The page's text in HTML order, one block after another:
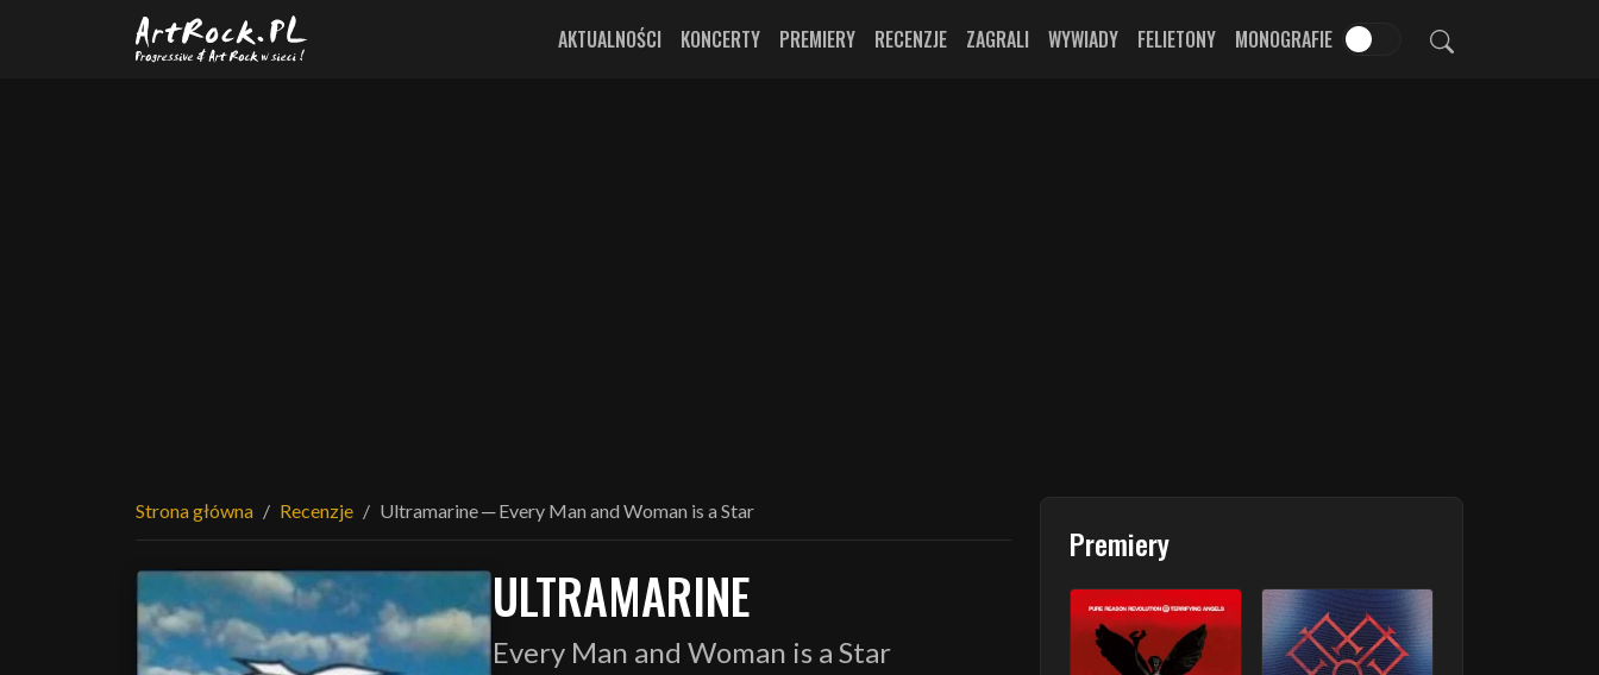
Przejdź do treści głównej
AKTUALNOŚCI KONCERTY PREMIERY RECENZJE ZAGRALI WYWIADY FELIETONY MONOGRAFIE
Strona główna Recenzje Ultramarine ─ Every Man and Woman is a Star
ULTRAMARINE
Every Man and Woman is a Star
Premiery